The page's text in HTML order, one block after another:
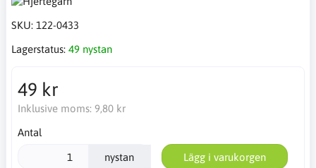
SKU: 122-0433
Lagerstatus: 49 nystan
49 kr
Inklusive moms: 9,80 kr
Antal
nystan Lägg i varukorgen